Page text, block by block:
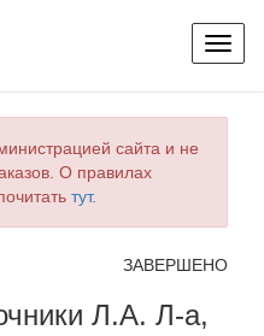
сайта и не
О правилах
тут.
ЗАВЕРШЕНО
Л.А. Л-а,